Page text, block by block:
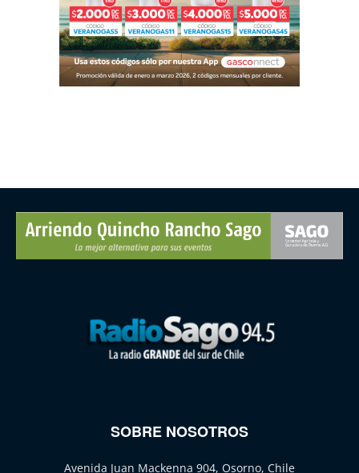
SOBRE NOSOTROS
Avenida Juan Mackenna 904, Osorno, Chile